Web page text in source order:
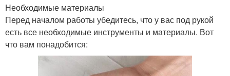
Необходимые материалы
Перед началом работы убедитесь, что у вас под рукой
есть все необходимые инструменты и материалы. Вот
что вам понадобится: